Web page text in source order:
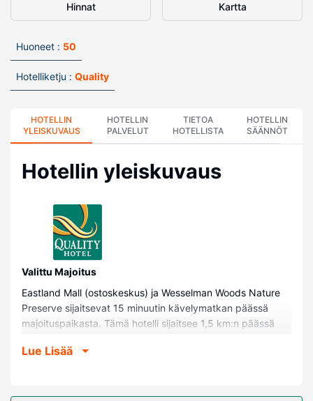
Hinnat Kartta
Huoneet : 50
Hotelliketju : Quality
HOTELLIN
YLEISKUVAUS
HOTELLIN
PALVELUT
TIETOA
HOTELLISTA
HOTELLIN
SÄÄNNÖT
Hotellin yleiskuvaus
Valittu Majoitus
Eastland Mall (ostoskeskus) ja Wesselman Woods Nature
Preserve sijaitsevat 15 minuutin kävelymatkan päässä
majoituspaikasta. Tämä hotelli sijaitsee 1,5 km:n päässä
Entertainment Center ja 4,1 km:n päässä kohteesta Ohio
Lue Lisää